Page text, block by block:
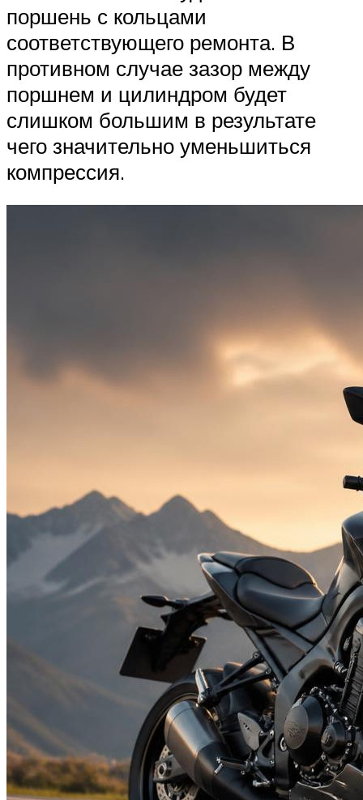
поршень с кольцами
соответствующего ремонта. В
противном случае зазор между
поршнем и цилиндром будет
слишком большим в результате
чего значительно уменьшиться
компрессия.